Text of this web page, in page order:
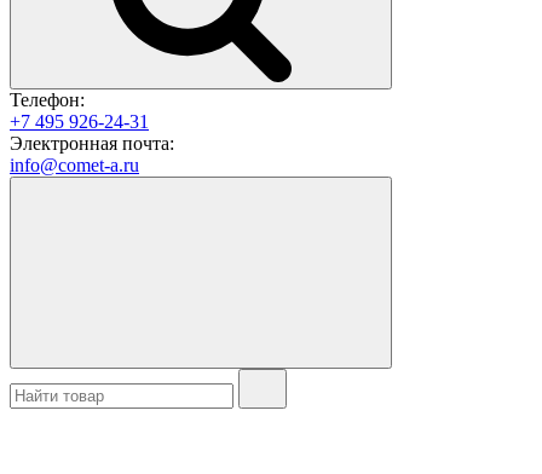
Телефон:
+7 495 926-24-31
Электронная почта:
info@comet-a.ru